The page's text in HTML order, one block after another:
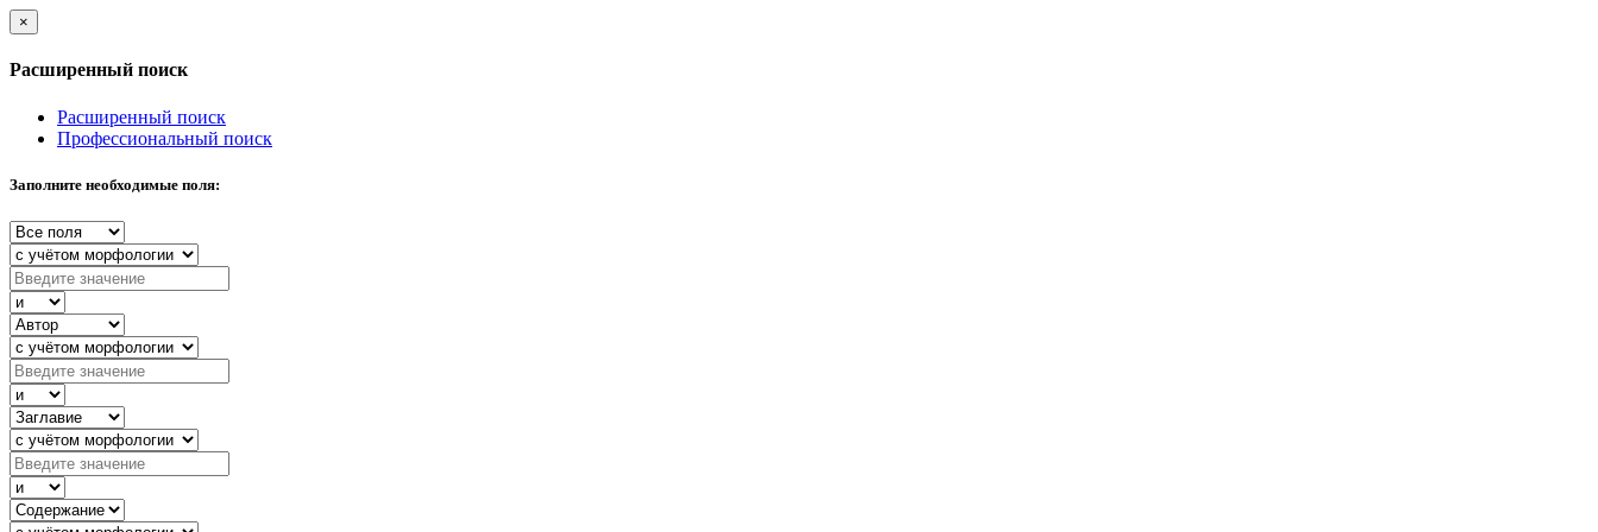
×
Расширенный поиск
Расширенный поиск
Профессиональный поиск
Заполните необходимые поля: